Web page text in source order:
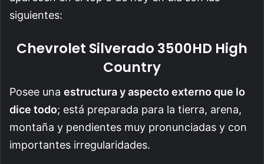
siguientes:
Chevrolet Silverado 3500HD High
Country
Posee una estructura y aspecto externo que lo
dice todo; está preparada para la tierra, arena,
montaña y pendientes muy pronunciadas y con
importantes irregularidades.